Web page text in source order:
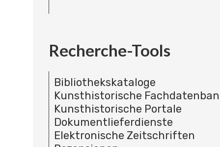
Recherche-Tools
Bibliothekskataloge
Kunsthistorische
Kunsthistorische Portale
Dokumentlieferdienste
Elektronische Zeitschriften